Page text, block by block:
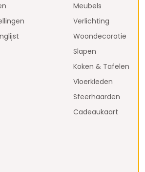
Meubels
Verlichting
Woondecoratie
Slapen
Koken & Tafelen
Vloerkleden
Sfeerhaarden
Cadeaukaart